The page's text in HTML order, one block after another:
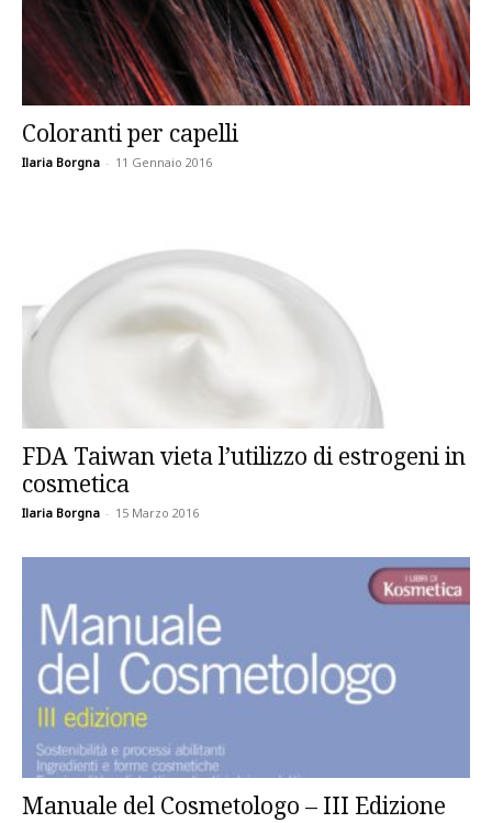
Coloranti per capelli
Ilaria Borgna - 11 Gennaio 2016
FDA Taiwan vieta l’utilizzo di estrogeni in
cosmetica
Ilaria Borgna - 15 Marzo 2016
Manuale del Cosmetologo – III Edizione